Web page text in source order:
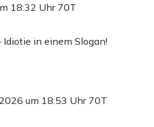
18:32 Uhr 70T
Idiotie in einem Slogan!
um 18:53 Uhr 70T